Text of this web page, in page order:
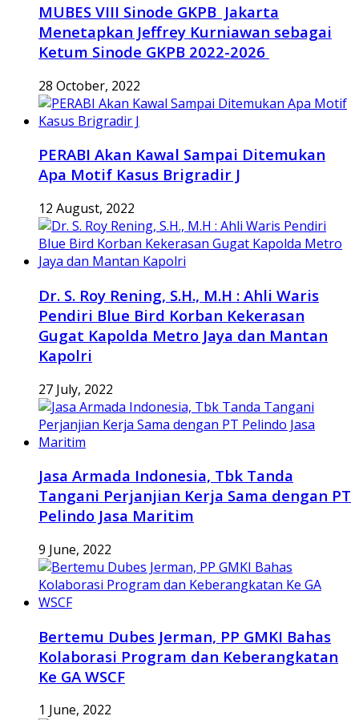
MUBES VIII Sinode GKPB Jakarta
Menetapkan Jeffrey Kurniawan sebagai
Ketum Sinode GKPB 2022-2026
28 October, 2022
PERABI Akan Kawal Sampai Ditemukan
Apa Motif Kasus Brigradir J
12 August, 2022
Dr. S. Roy Rening, S.H., M.H : Ahli Waris
Pendiri Blue Bird Korban Kekerasan
Gugat Kapolda Metro Jaya dan Mantan
Kapolri
27 July, 2022
Jasa Armada Indonesia, Tbk Tanda
Tangani Perjanjian Kerja Sama dengan PT
Pelindo Jasa Maritim
9 June, 2022
Bertemu Dubes Jerman, PP GMKI Bahas
Kolaborasi Program dan Keberangkatan
Ke GA WSCF
1 June, 2022